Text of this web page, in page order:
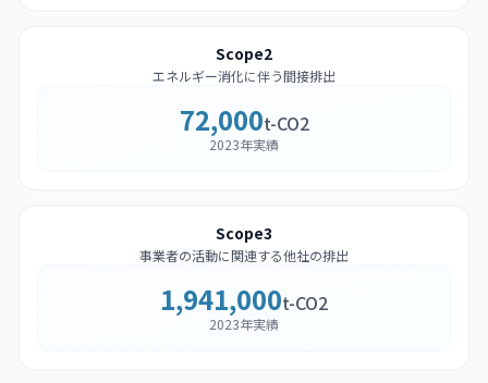
Scope2
エネルギー消化に伴う間接排出
72,000t-CO2
2023年実績
Scope3
事業者の活動に関連する他社の排出
1,941,000t-CO2
2023年実績